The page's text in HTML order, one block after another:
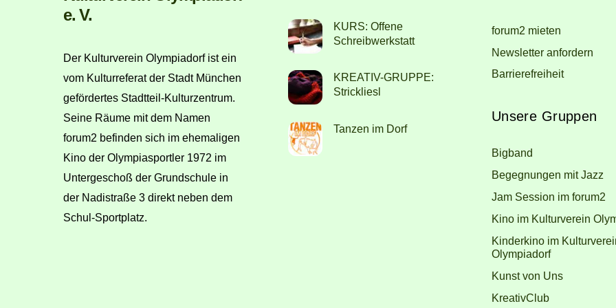
e. V.
Der Kulturverein Olympiadorf ist ein
vom Kulturreferat der Stadt München
gefördertes Stadtteil-Kulturzentrum.
Seine Räume mit dem Namen
forum2 befinden sich im ehemaligen
Kino der Olympiasportler 1972 im
Untergeschoß der Grundschule in
der Nadistraße 3 direkt neben dem
Schul-Sportplatz.
KURS: Offene
Schreibwerkstatt
KREATIV-GRUPPE:
Strickliesl
Tanzen im Dorf
forum2 mieten
Newsletter anfordern
Barrierefreiheit
Unsere Gruppen
Bigband
Begegnungen mit Jazz
Jam Session im forum2
Kino im Kulturverein
Kinderkino im
Olympiadorf
Kunst von Uns
KreativClub